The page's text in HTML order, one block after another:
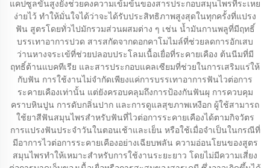
แคปซูลขั้นสูงยังช่วยคงความเข้มข้นของสารประกอบสมุนไพรที่ระเหย
ง่ายไว้ ทำให้มั่นใจได้ว่าจะได้รับประสิทธิภาพสูงสุดในทุกครั้งที่แปรง
ฟัน สูตรโดยทั่วไปมักรวมส่วนผสมต่าง ๆ เช่น น้ำมันกานพลูที่มีฤทธิ์
บรรเทาอาการปวด สารสกัดจากดอกคาโมไมล์ที่ช่วยลดการอักเสบ
ว่านหางจระเข้ที่ช่วยปลอบประโลมเนื้อเยื่อที่ระคายเคือง ต้นนีมที่มี
ฤทธิ์ต้านแบคทีเรีย และสารประกอบแคลเซียมที่ช่วยในการเสริมแร่ให้
กับฟัน การใช้งานไม่จำกัดเพียงแค่การบรรเทาอาการฟันไวต่อการ
ระคายเคืองเท่านั้น แต่ยังครอบคลุมถึงการป้องกันฟันผุ การควบคุม
คราบหินปูน การดับกลิ่นปาก และการดูแลสุขภาพเหงือก ผู้ใช้สามารถ
ใช้ยาสีฟันสมุนไพรสำหรับฟันที่ไวต่อการระคายเคืองได้ตามกิจวัตร
การแปรงฟันประจำวันในตอนเช้าและเย็น หรือใช้เมื่อจำเป็นในกรณีที่
มีอาการไวต่อการระคายเคืองอย่างเฉียบพลัน ความอ่อนโยนของสูตร
สมุนไพรทำให้เหมาะสำหรับการใช้งานระยะยาว โดยไม่มีความเสี่ยง